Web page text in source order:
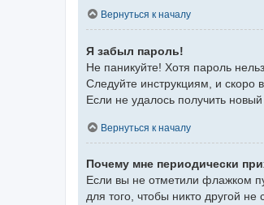
Вернуться к началу
Я забыл пароль!
Не паникуйте! Хотя пароль
Следуйте инструкциям, и скоро
Если не удалось получить
Вернуться к началу
Почему мне периодически
Если вы не отметили флажком
для того, чтобы никто другой